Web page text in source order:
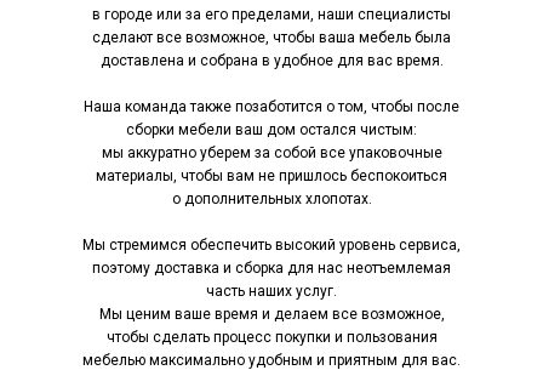
в городе или за его пределами, наши специалисты
сделают все возможное, чтобы ваша мебель была
доставлена и собрана в удобное для вас время.
Наша команда также позаботится о том, чтобы после
сборки мебели ваш дом остался чистым:
мы аккуратно уберем за собой все упаковочные
материалы, чтобы вам не пришлось беспокоиться
о дополнительных хлопотах.
Мы стремимся обеспечить высокий уровень сервиса,
поэтому доставка и сборка для нас неотъемлемая
часть наших услуг.
Мы ценим ваше время и делаем все возможное,
чтобы сделать процесс покупки и пользования
мебелью максимально удобным и приятным для вас.